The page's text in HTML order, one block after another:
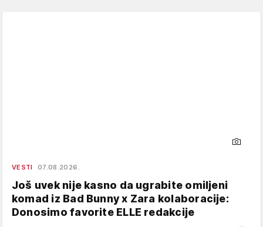
VESTI 07.08.2026.
Još uvek nije kasno da ugrabite omiljeni
komad iz Bad Bunny x Zara kolaboracije:
Donosimo favorite ELLE redakcije